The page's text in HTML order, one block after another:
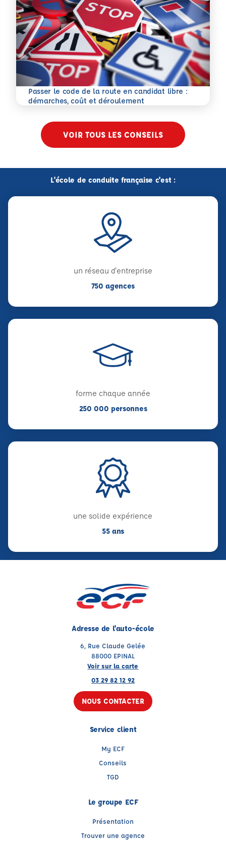
Passer le code de la route en candidat libre :
démarches, coût et déroulement
En savoir plus
VOIR TOUS LES CONSEILS
L'école de conduite française c'est :
un réseau d'entreprise
750 agences
forme chaque année
250 000 personnes
une solide expérience
55 ans
Adresse de l'auto-école
6, Rue Claude Gelée
88000 EPINAL
Voir sur la carte
03 29 82 12 92
NOUS CONTACTER
Service client
My ECF
Conseils
TGD
Le groupe ECF
Présentation
Trouver une agence